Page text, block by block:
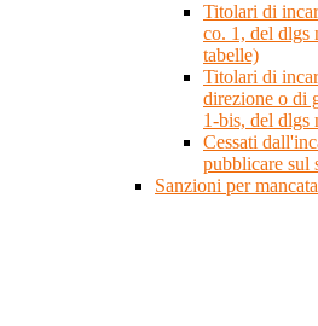
Titolari di
co. 1, del dlgs
tabelle)
Titolari di
direzione o di
1-bis, del dlgs
Cessati
pubblicare sul
Sanzioni per